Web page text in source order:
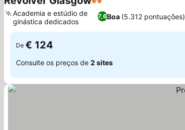
2 Estrelas
7,6Boa (5.312 pontuações)
Academia e estúdio de
ginástica dedicados
De € 124
Consulte os preços de 2 sites